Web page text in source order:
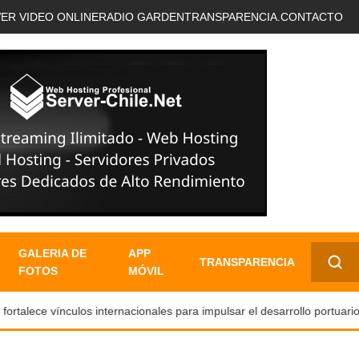
VIDEO ONLINERADIO GARDENTRANSPARENCIA. CONTACTO
GALERIA DE
FOTOS
APP
MÓVIL
TRANSPARENCIA
✕
vínculos internacionales para impulsar el desarrollo portuario y